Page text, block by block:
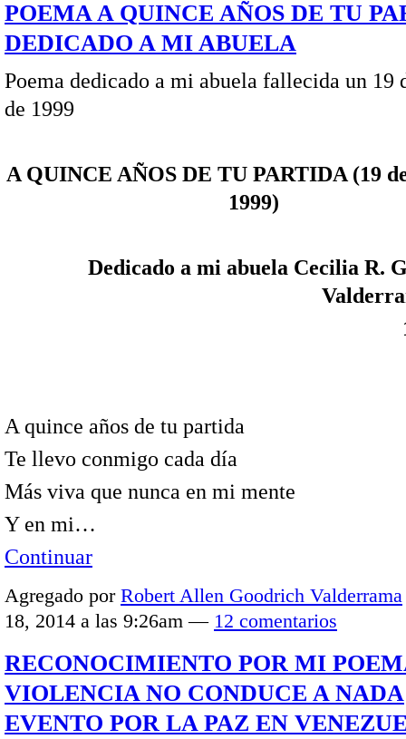
POEMA A QUINCE AÑOS DE TU
DEDICADO A MI ABUELA
Poema dedicado a mi abuela fallecida un 19
de 1999
A QUINCE AÑOS DE TU PARTIDA (19
1999)
Dedicado a mi abuela Cecilia R.
A quince años de tu partida
Te llevo conmigo cada día
Más viva que nunca en mi mente
Y en mi…
Continuar
Agregado por Robert Allen Goodrich Valderrama
18, 2014 a las 9:26am — 12 comentarios
RECONOCIMIENTO POR MI
VIOLENCIA NO CONDUCE A NADA
EVENTO POR LA PAZ EN